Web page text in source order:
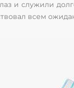
и служили
всем